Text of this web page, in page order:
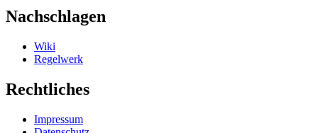
Nachschlagen
Wiki
Regelwerk
Rechtliches
Impressum